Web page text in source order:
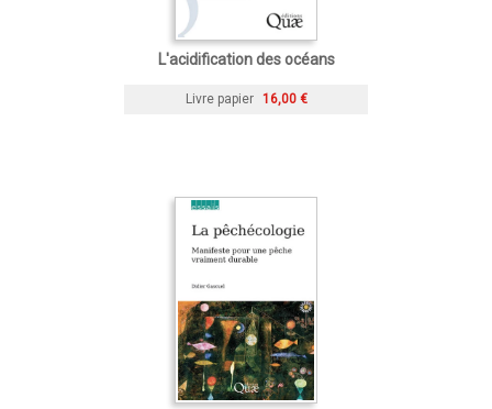
L'acidification des océans
Livre papier 16,00 €